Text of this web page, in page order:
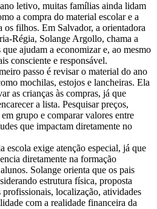
letivo, muitas famílias ainda lidam
a compra do material escolar e a
os filhos. Em Salvador, a orientadora
Régia, Solange Argollo, chama a
ajudam a economizar e, ao mesmo
consciente e responsável.
passo é revisar o material do ano
mochilas, estojos e lancheiras. Ela
as crianças às compras, já que
a lista. Pesquisar preços,
grupo e comparar valores entre
que impactam diretamente no
escola exige atenção especial, já que
diretamente na formação
Solange orienta que os pais
estrutura física, proposta
localização, atividades
com a realidade financeira da